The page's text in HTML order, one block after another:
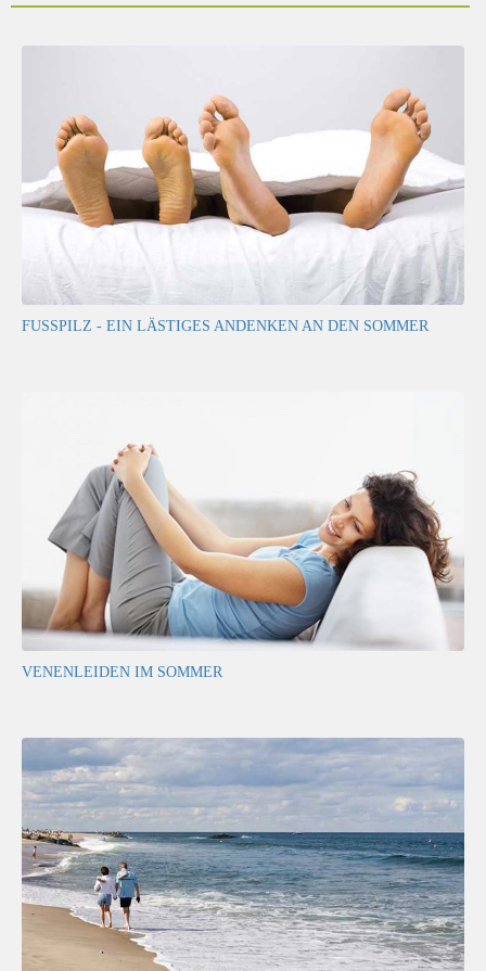
FUSSPILZ - EIN LÄSTIGES ANDENKEN AN DEN SOMMER
VENENLEIDEN IM SOMMER